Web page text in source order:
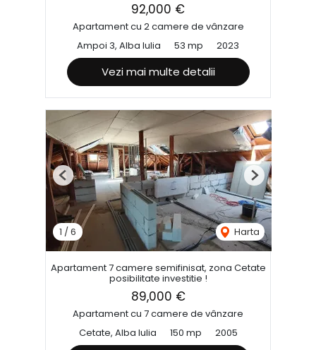
92,000 €
Apartament cu 2 camere de vânzare
Ampoi 3, Alba Iulia
53 mp 2023
Vezi mai multe detalii
1 /6 Harta
Previous Next
Apartament 7 camere semifinisat, zona Cetate
posibilitate investitie !
89,000 €
Apartament cu 7 camere de vânzare
Cetate, Alba Iulia
150 mp 2005